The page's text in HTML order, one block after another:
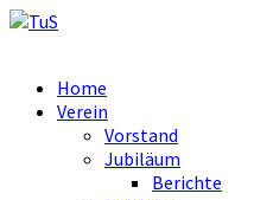
Home
Verein
Vorstand
Jubiläum
Berichte